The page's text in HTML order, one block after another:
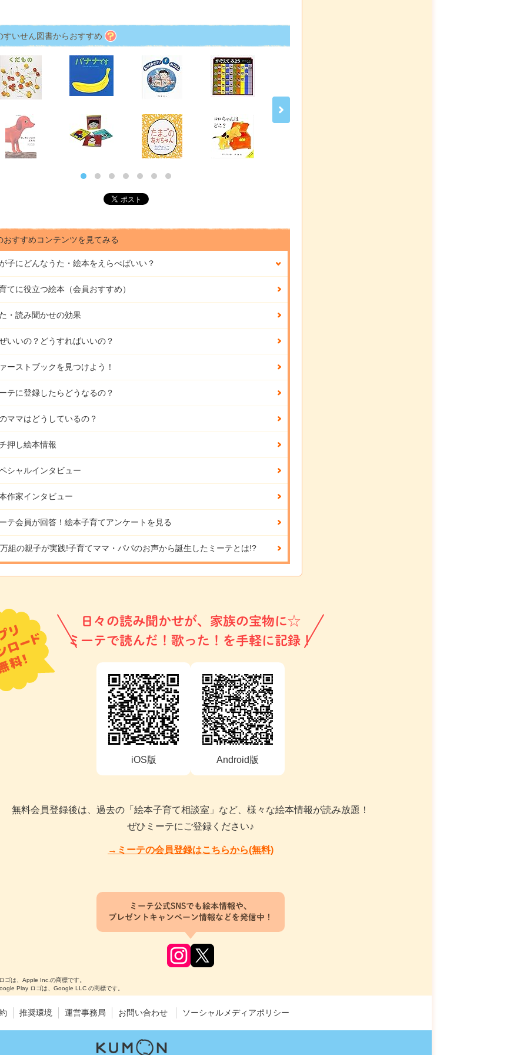
すいせん図書からおすすめ
おすすめコンテンツを見てみる
子にどんなうた・絵本をえらべばいい？
てに役立つ絵本（会員おすすめ）
・読み聞かせの効果
いいの？どうすればいいの？
ーストブックを見つけよう！
テに登録したらどうなるの？
ママはどうしているの？
押し絵本情報
シャルインタビュー
作家インタビュー
テ会員が回答！ 絵本子育てアンケートを見る
組の親子が実践!子育てママ・パパのお声から誕生したミーテとは!?
日々の読み聞かせが、家族の宝物に☆
ミーテで読んだ！歌った！を手軽に記録！
iOS版 Android版
無料会員登録後は、過去の「絵本子育て相談室」など、様々な絵本情報が読み放題！
ぜひミーテにご登録ください♪
→ミーテの会員登録はこちらから(無料)
ミーテ公式SNSでも絵本情報や、
プレゼントキャンペーン情報などを発信中！
は、Apple Inc.の商標です。
Play ロゴは、Google LLC の商標です。
推奨環境 運営事務局 お問い合わせ ソーシャルメディアポリシー